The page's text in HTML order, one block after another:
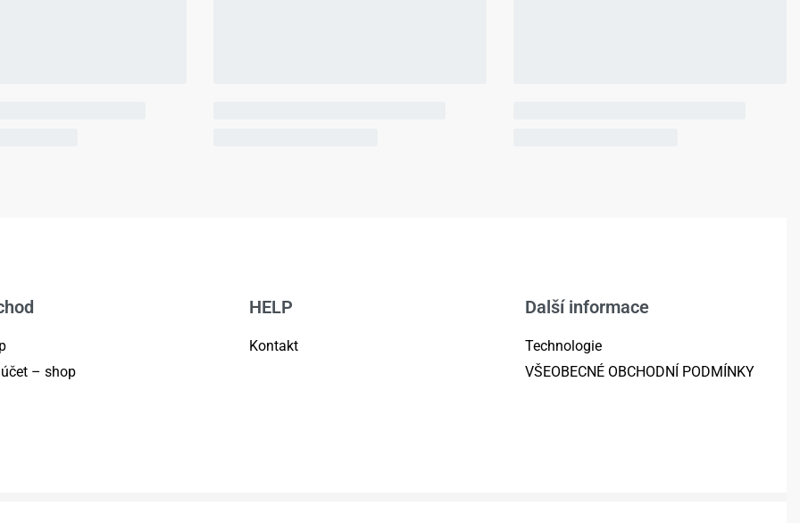
– shop
HELP
Kontakt
Další informace
Technologie
VŠEOBECNÉ OBCHODNÍ PODMÍNKY